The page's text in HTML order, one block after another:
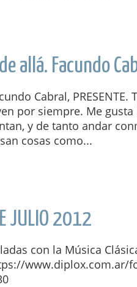
allá. Facundo
Cabral,
por siempre. Me
y de tanto andar
cosas como...
JULIO 2012
con la Música
www.diplox.com.ar/